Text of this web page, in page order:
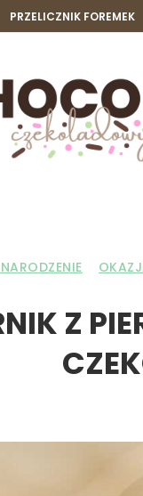
PRZELICZNIK FOREMEK
Z